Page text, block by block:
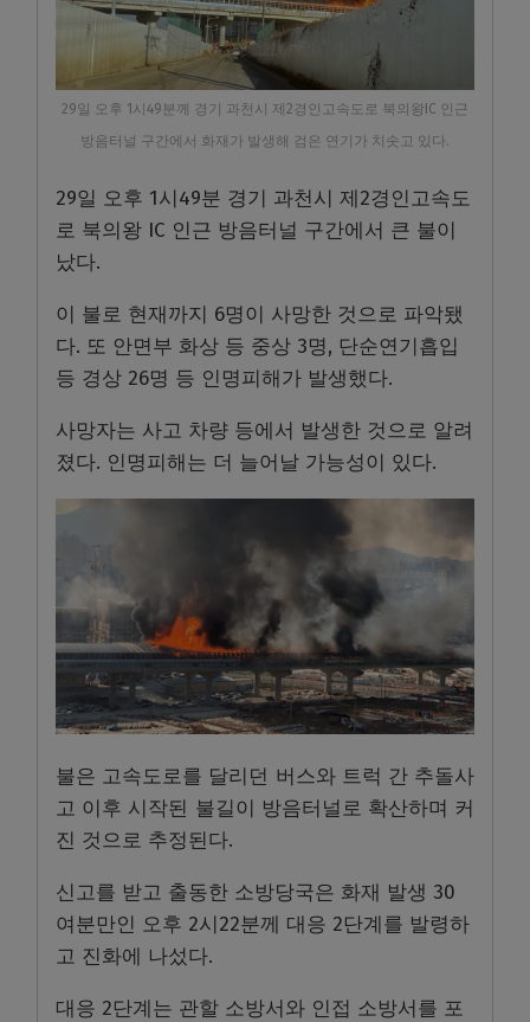
29일 오후 1시49분께 경기 과천시 제2경인고속도로 북의왕IC 인근
방음터널 구간에서 화재가 발생해 검은 연기가 치솟고 있다.
29일 오후 1시49분 경기 과천시 제2경인고속도
로 북의왕 IC 인근 방음터널 구간에서 큰 불이
났다.
이 불로 현재까지 6명이 사망한 것으로 파악됐
다. 또 안면부 화상 등 중상 3명, 단순연기흡입
등 경상 26명 등 인명피해가 발생했다.
사망자는 사고 차량 등에서 발생한 것으로 알려
졌다. 인명피해는 더 늘어날 가능성이 있다.
불은 고속도로를 달리던 버스와 트럭 간 추돌사
고 이후 시작된 불길이 방음터널로 확산하며 커
진 것으로 추정된다.
신고를 받고 출동한 소방당국은 화재 발생 30
여분만인 오후 2시22분께 대응 2단계를 발령하
고 진화에 나섰다.
대응 2단계는 관할 소방서와 인접 소방서를 포